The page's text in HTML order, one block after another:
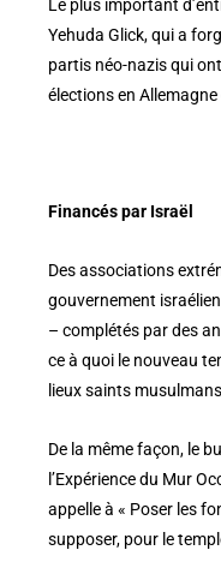
Le plus important
Yehuda Glick, qui a
partis néo-nazis qui
élections en
Financés par Israël
Des associations
gouvernement
– complétés par des
ce à quoi le nouveau
lieux saints
De la même façon, le
l’Expérience du Mur
appelle à « Poser les
supposer, pour le